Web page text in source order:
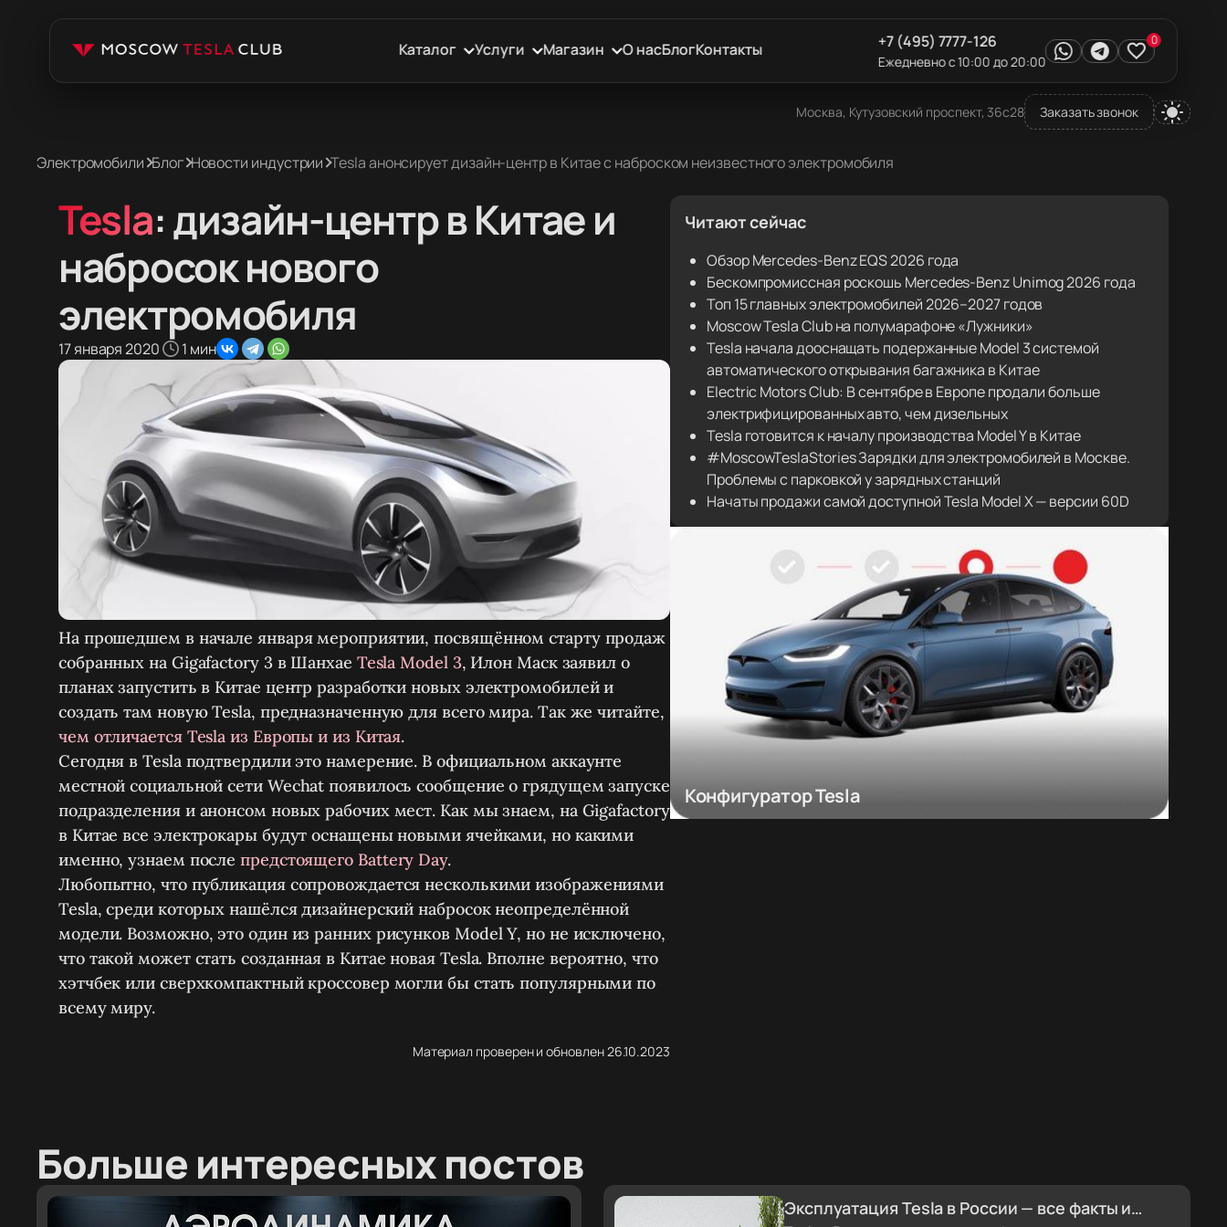
Москва, Кутузовский проспект, 36с28 Заказать звонок
Каталог Услуги Магазин О насБлогКонтакты +7 (495) 7777-126
Ежедневно с 10:00 до 20:00
0
Электромобили Блог Новости индустрии Tesla анонсирует дизайн-центр в Китае с наброском неизвестного электромобиля
Tesla: дизайн-центр в Китае и
набросок нового
электромобиля
17 января 2020 1 мин
На прошедшем в начале января мероприятии, посвящённом старту продаж
собранных на Gigafactory 3 в Шанхае Tesla Model 3, Илон Маск заявил о
планах запустить в Китае центр разработки новых электромобилей и
создать там новую Tesla, предназначенную для всего мира. Так же читайте,
чем отличается Tesla из Европы и из Китая.
Сегодня в Tesla подтвердили это намерение. В официальном аккаунте
местной социальной сети Wechat появилось сообщение о грядущем запуске
подразделения и анонсом новых рабочих мест. Как мы знаем, на Gigafactory
в Китае все электрокары будут оснащены новыми ячейками, но какими
именно, узнаем послепредстоящего Battery Day.
Любопытно, что публикация сопровождается несколькими изображениями
Tesla, среди которых нашёлся дизайнерский набросок неопределённой
модели. Возможно, это один из ранних рисунков Model Y, но не исключено,
что такой может стать созданная в Китае новая Tesla. Вполне вероятно, что
хэтчбек или сверхкомпактный кроссовер могли бы стать популярными по
всему миру.
Материал проверен и обновлен 26.10.2023
Читают сейчас
Обзор Mercedes-Benz EQS 2026 года
Бескомпромиссная роскошь Mercedes-Benz Unimog 2026 года
Топ 15 главных электромобилей 2026–2027 годов
Moscow Tesla Club на полумарафоне «Лужники»
Tesla начала дооснащать подержанные Model 3 системой
автоматического открывания багажника в Китае
Electric Motors Club: В сентябре в Европе продали больше
электрифицированных авто, чем дизельных
Tesla готовится к началу производства Model Y в Китае
#MoscowTeslaStories Зарядки для электромобилей в Москве.
Проблемы с парковкой у зарядных станций
Начаты продажи самой доступной Tesla Model X — версии 60D
Конфигуратор Tesla
Больше интересных постов
Эксплуатация Tesla в России — все факты и